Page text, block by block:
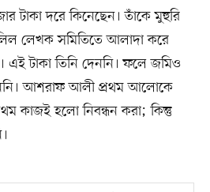
টাকা দরে কিনেছেন। তাঁকে মুহুরি
লেখক সমিতিতে আলাদা করে
এই টাকা তিনি দেননি। ফলে জমিও
আশরাফ আলী প্রথম আলোকে
কাজই হলো নিবন্ধন করা; কিন্তু